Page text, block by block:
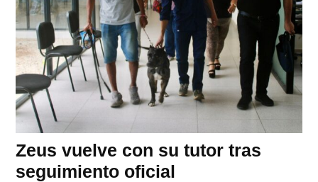
Zeus vuelve con su tutor tras
seguimiento oficial